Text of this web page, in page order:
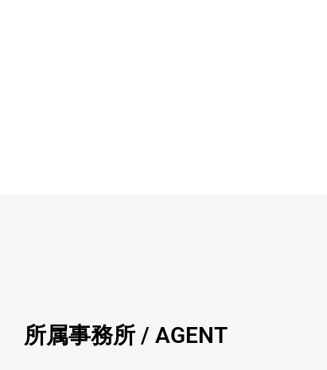
所属事務所 / AGENT